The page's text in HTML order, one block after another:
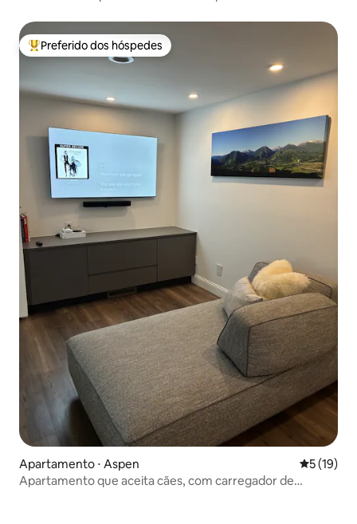
Entre os melhores preferidos dos hóspedes
Preferido dos hóspedes
Apartamento ⋅ Aspen 5 de uma
5 (19)
Apartamento que aceita cães, com carregador de